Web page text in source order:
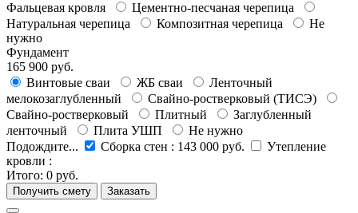
Фальцевая кровля
Цементно-песчаная черепица
Натуральная черепица
Композитная черепица
Не
нужно
Фундамент
165 900 руб.
Винтовые сваи
ЖБ сваи
Ленточный
мелокозаглубленный
Свайно-ростверковый (ТИСЭ)
Свайно-ростверковый
Плитный
Заглубленный
ленточный
Плита УШП
Не нужно
Подождите...
Сборка стен : 143 000 руб.
Утепление
кровли :
Итого: 0 руб.